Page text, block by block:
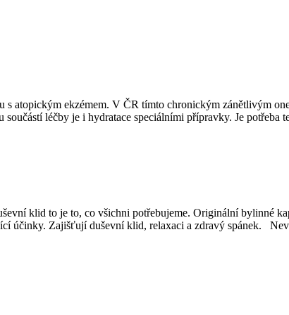
ekzémem. V ČR tímto chronickým zánětlivým
léčby je i hydratace speciálními přípravky. Je
klid to je to, co všichni potřebujeme. Originální bylinné
účinky. Zajišťují duševní klid, relaxaci a zdravý spánek.